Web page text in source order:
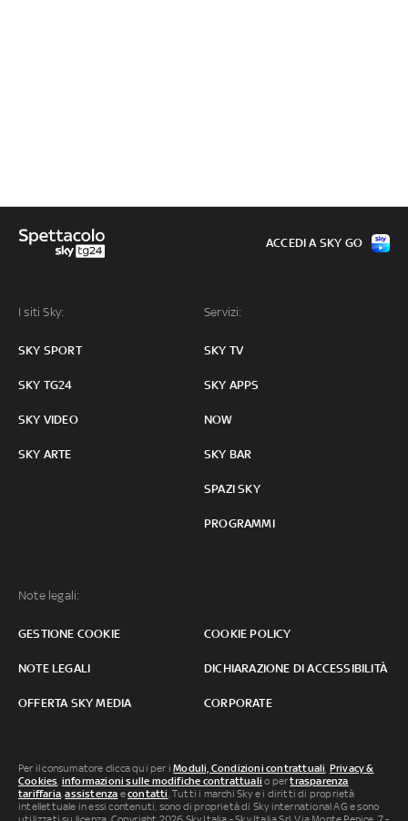
I siti Sky:
SKY SPORT
SKY TG24
SKY VIDEO
SKY ARTE
Servizi:
SKY TV
SKY APPS
NOW
SKY BAR
SPAZI SKY
PROGRAMMI
Note legali:
GESTIONE COOKIE COOKIE POLICY
NOTE LEGALI DICHIARAZIONE DI ACCESSIBILITÀ
OFFERTA SKY MEDIA CORPORATE
ACCEDI A SKY GO
Per il consumatore clicca qui per iModuli, Condizioni contrattuali Privacy &
Cookies informazioni sulle modifiche contrattuali o pertrasparenza
tariffaria ,assistenza econtatti . Tutti i marchi Sky e i diritti di proprietà
intellettuale in essi contenuti, sono di proprietà di Sky international AG e sono